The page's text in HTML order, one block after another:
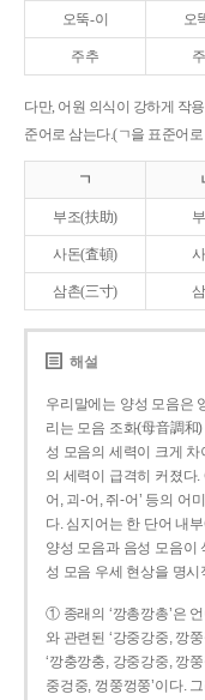
오뚝-이 오
주추
다만, 어원 의식이 강하게 작
준어로 삼는다.(ㄱ을 표준어
ㄱ
부조(扶助)
사돈(査頓)
삼촌(三寸)
해설
우리말에는 양성 모음은
리는 모음 조화(母音調和
성 모음의 세력이 크게
의 세력이 급격히 커졌다.
어, 괴-어, 쥐-어’ 등의 어
다. 심지어는 한 단어 내
양성 모음과 음성 모음이
성 모음 우세 현상을 명
① 종래의 ‘깡총깡총’은
와 관련된 ‘강중강중, 깡
‘깡충깡충, 강중강중, 깡
중겅중, 껑쭝껑쭝’이다.